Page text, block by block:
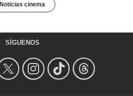
Noticias cinema
SÍGUENOS